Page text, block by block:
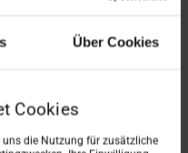
Über Cookies
Cookies
uns die Nutzung für zusätzliche